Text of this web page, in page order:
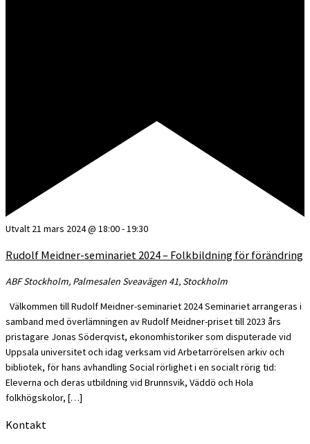
Utvalt 21 mars 2024 @ 18:00-19:30
Rudolf Meidner-seminariet 2024 – Folkbildning för förändring
ABF Stockholm, Palmesalen Sveavägen 41, Stockholm
Välkommen till Rudolf Meidner-seminariet 2024 Seminariet arrangeras i
samband med överlämningen av Rudolf Meidner-priset till 2023 års
pristagare Jonas Söderqvist, ekonomhistoriker som disputerade vid
Uppsala universitet och idag verksam vid Arbetarrörelsen arkiv och
bibliotek, för hans avhandling Social rörlighet i en socialt rörig tid:
Eleverna och deras utbildning vid Brunnsvik, Väddö och Hola
folkhögskolor, […]
Kontakt